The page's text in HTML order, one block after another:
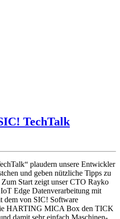
TechTalk
plaudern unsere Entwickler
und geben nützliche Tipps zu
Start zeigt unser CTO Rayko
Edge Datenverarbeitung mit
dem von SIC! Software
HARTING MICA Box den TICK
damit sehr einfach Maschinen-